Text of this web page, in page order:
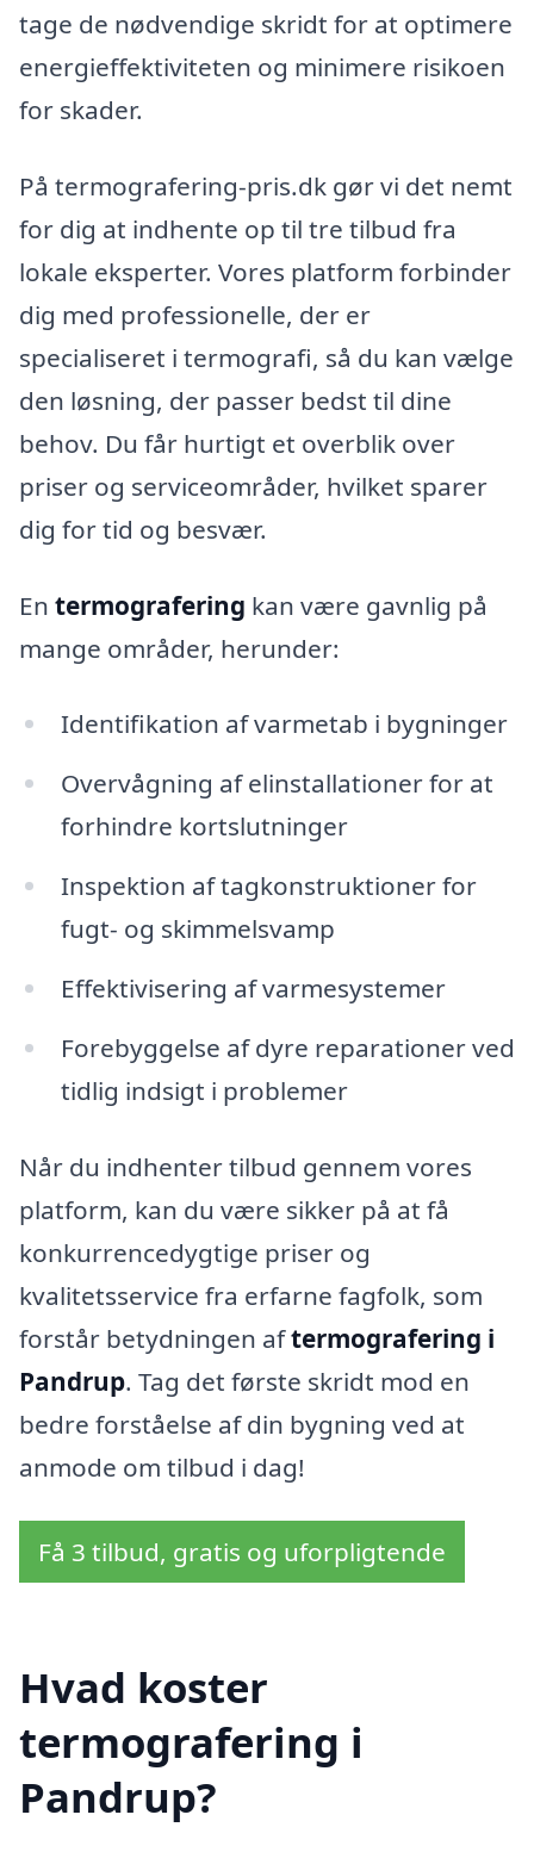
tage de nødvendige skridt for at optimere
energieffektiviteten og minimere risikoen
for skader.
På termografering-pris.dk gør vi det nemt
for dig at indhente op til tre tilbud fra
lokale eksperter. Vores platform forbinder
dig med professionelle, der er
specialiseret i termografi, så du kan vælge
den løsning, der passer bedst til dine
behov. Du får hurtigt et overblik over
priser og serviceområder, hvilket sparer
dig for tid og besvær.
En termografering kan være gavnlig på
mange områder, herunder:
Identifikation af varmetab i bygninger
Overvågning af elinstallationer for at
forhindre kortslutninger
Inspektion af tagkonstruktioner for
fugt- og skimmelsvamp
Effektivisering af varmesystemer
Forebyggelse af dyre reparationer ved
tidlig indsigt i problemer
Når du indhenter tilbud gennem vores
platform, kan du være sikker på at få
konkurrencedygtige priser og
kvalitetsservice fra erfarne fagfolk, som
forstår betydningen aftermografering i
Pandrup. Tag det første skridt mod en
bedre forståelse af din bygning ved at
anmode om tilbud i dag!
Få 3 tilbud, gratis og uforpligtende
Hvad koster
termografering i
Pandrup?